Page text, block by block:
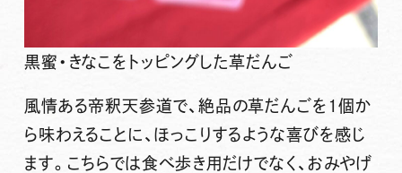
黒蜜・きなこをトッピングした草だんご
風情ある帝釈天参道で、絶品の草だんごを1個か
ら味わえることに、ほっこりするような喜びを感じ
ます。こちらでは食べ歩き用だけでなく、おみやげ